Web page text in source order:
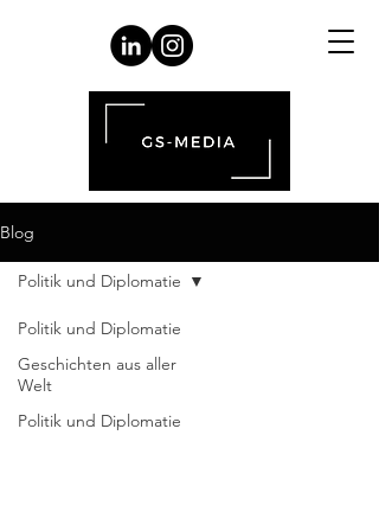
Blog
Politik und Diplomatie
Geschichten aus aller
Welt
Politik und Diplomatie
Politik und Diplomatie